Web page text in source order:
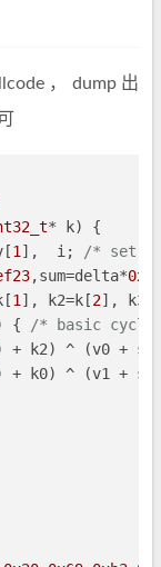
，dump出
* k)
{
1 ],  i;
/* set
,sum=delta*
1 ], k2=k[2],
{
/* basic
+ k2) ^ (v0 +
+ k0) ^ (v1 +